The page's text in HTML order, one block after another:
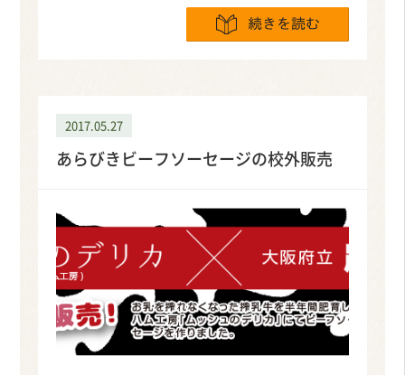
2017.05.27
あらびきビーフソーセージの校外販売